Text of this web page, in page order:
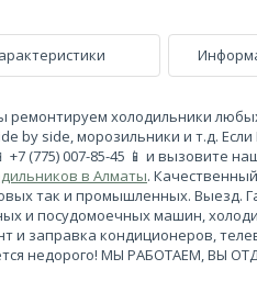
ремонтируем холодильники
by side, морозильники и т.д.
(775) 007-85-45 📱 и вызовите
в Алматы.
так и промышленных. Выезд.
и посудомоечных машин,
и заправка кондиционеров,
недорого! МЫ РАБОТАЕМ, ВЫ